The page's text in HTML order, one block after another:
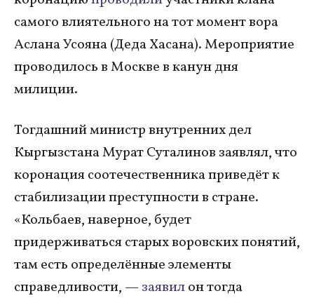
самого влиятельного на тот момент вора
Аслана Усояна (Деда Хасана). Мероприятие
проводилось в Москве в канун дня
милиции.
Тогдашний министр внутренних дел
Кыргызстана Мурат Суталинов заявлял, что
коронация соотечественника приведёт к
стабилизации преступности в стране.
«Кольбаев, наверное, будет
придерживаться старых воровских понятий,
там есть определённые элементы
справедливости, —заявилон тогда